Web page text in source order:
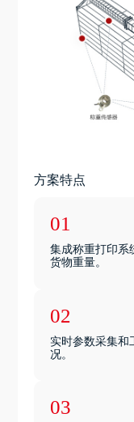
方案特点
01
集成称重打印系
货物重量。
02
实时参数采集和
况。
03